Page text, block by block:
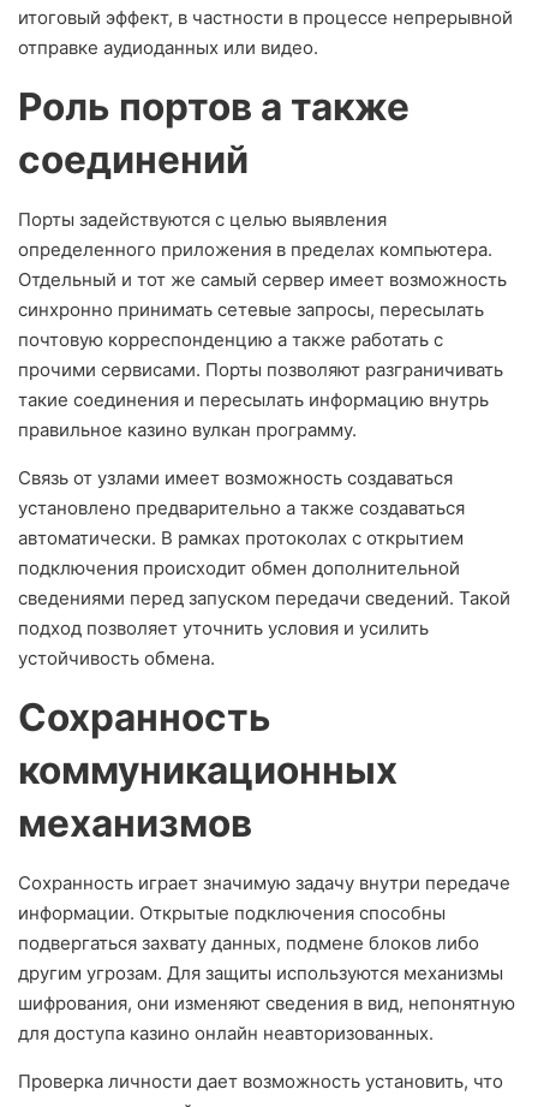
итоговый эффект, в частности в процессе непрерывной
отправке аудиоданных или видео.
Роль портов а также
соединений
Порты задействуются с целью выявления
определенного приложения в пределах компьютера.
Отдельный и тот же самый сервер имеет возможность
синхронно принимать сетевые запросы, пересылать
почтовую корреспонденцию а также работать с
прочими сервисами. Порты позволяют разграничивать
такие соединения и пересылать информацию внутрь
правильное казино вулкан программу.
Связь от узлами имеет возможность создаваться
установлено предварительно а также создаваться
автоматически. В рамках протоколах с открытием
подключения происходит обмен дополнительной
сведениями перед запуском передачи сведений. Такой
подход позволяет уточнить условия и усилить
устойчивость обмена.
Сохранность
коммуникационных
механизмов
Сохранность играет значимую задачу внутри передаче
информации. Открытые подключения способны
подвергаться захвату данных, подмене блоков либо
другим угрозам. Для защиты используются механизмы
шифрования, они изменяют сведения в вид, непонятную
для доступа казино онлайн неавторизованных.
Проверка личности дает возможность установить, что